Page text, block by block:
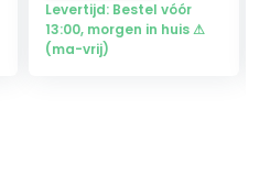
Levertijd: Bestel vóór
13:00, morgen in huis ⚠
(ma-vrij)